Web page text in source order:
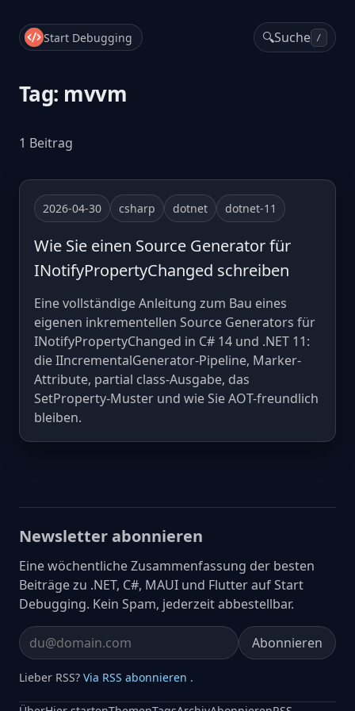
Start Debugging 🔍Suche /
Tag: mvvm
1 Beitrag
2026-04-30 csharp dotnet dotnet-11
Wie Sie einen Source Generator für
INotifyPropertyChanged schreiben
Eine vollständige Anleitung zum Bau eines
eigenen inkrementellen Source Generators für
INotifyPropertyChanged in C# 14 und .NET 11:
die IIncrementalGenerator-Pipeline, Marker-
Attribute, partial class-Ausgabe, das
SetProperty-Muster und wie Sie AOT-freundlich
bleiben.
Newsletter abonnieren
Eine wöchentliche Zusammenfassung der besten
Beiträge zu .NET, C#, MAUI und Flutter auf Start
Debugging. Kein Spam, jederzeit abbestellbar.
Email address Abonnieren
Lieber RSS? Via RSS abonnieren .